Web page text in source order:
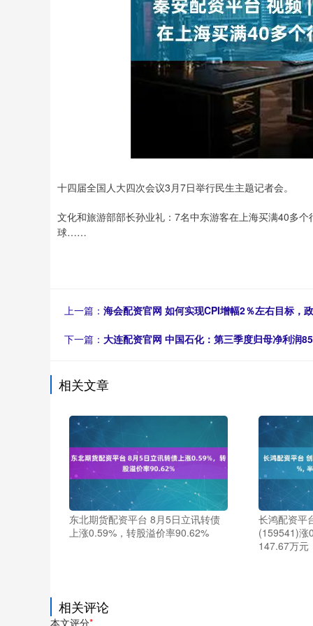
十四届全国人大四次会议3月7日举行民生主题记者会。
文化和旅游部部长孙业礼：7名中东游客在上海买满40多
球……
上一篇： 海会配资官网 如何实现CPI增幅2％左右目标，
下一篇： 大连配资官网 中国石化：第三季度归母净利润
相关文章
东北期货配资平台 8月5日立讯转债
上涨0.59%，转股溢价率90.62%
长鸿配资平
(159541)涨
147.67万元
相关评论
本文评分*